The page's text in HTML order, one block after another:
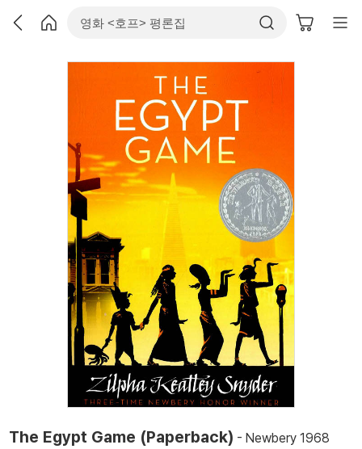
The Egypt Game (Paperback) - Newbery 1968